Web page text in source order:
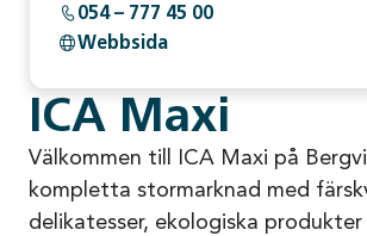
ICA Maxi
Välkommen till ICA Maxi på
kompletta stormarknad med
delikatesser, ekologiska produkter
054 – 777 45 00
Webbsida